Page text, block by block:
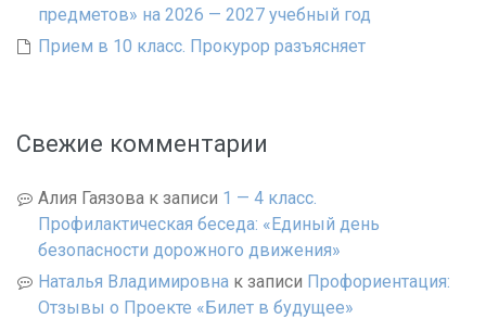
предметов» на 2026 — 2027 учебный год
Прием в 10 класс. Прокурор разъясняет
Свежие комментарии
Алия Гаязова к записи 1 — 4 класс.
Профилактическая беседа: «Единый день
безопасности дорожного движения»
Наталья Владимировна к записи Профориентация:
Отзывы о Проекте «Билет в будущее»